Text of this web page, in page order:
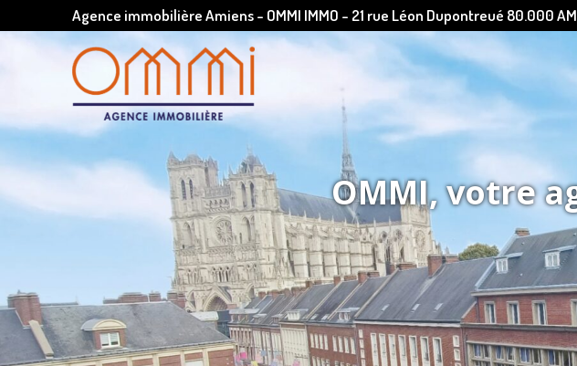
Agence immobilière Amiens - OMMI IMMO - 21 rue Léon Dupontreué 80.000
OMMI, votre